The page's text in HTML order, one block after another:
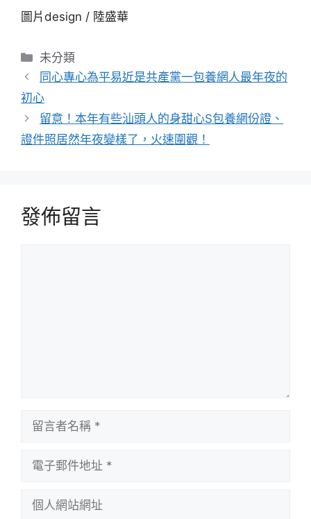
圖片design / 陸盛華
分
類
未分類
同心專心為平易近是共產黨一包養網人最年夜的
初心
留意！本年有些汕頭人的身甜心S包養網份證、
證件照居然年夜變樣了，火速圍觀！
發佈留言